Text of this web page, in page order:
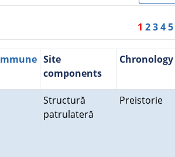
12345
Site
components
Chronology
Structură
patrulateră
Preistorie